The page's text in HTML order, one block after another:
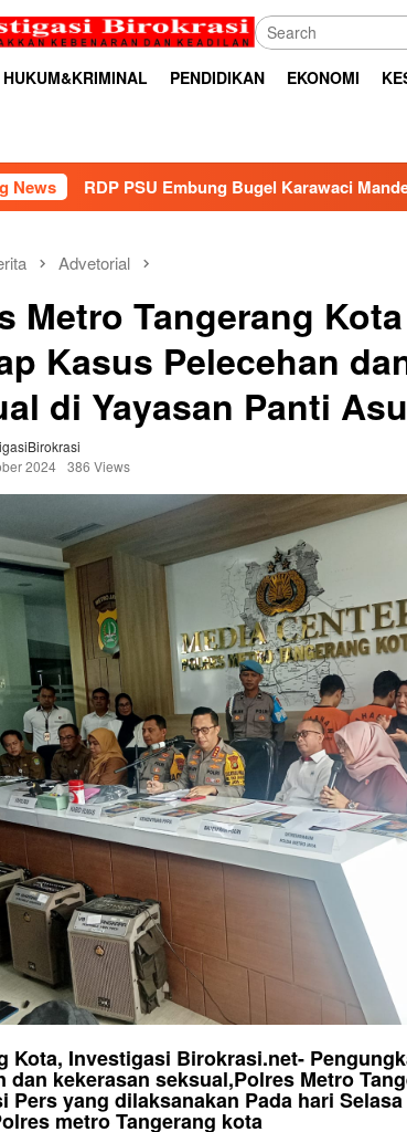
HUKUM&KRIMINAL PENDIDIKAN EKONOMI
NewsBugel Karawaci Mandek, BHP2HI Ancam Bawa
Advetorial
Metro Tangerang
Kasus Pelecehan
di Yayasan Panti
2024 386 Views
Kota, Investigasi Birokrasi.net-
dan kekerasan seksual,Polres Metro
Pers yang dilaksanakan Pada hari Selasa
metro Tangerang kota